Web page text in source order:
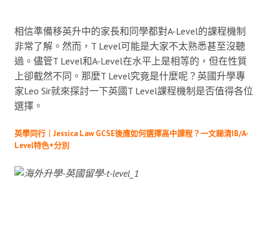
相信準備移英升中的家長和同學都對A-Level的課程機制
非常了解。然而，T Level可能是大家不太熟悉甚至沒聽
過。儘管T Level和A-Level在水平上是相等的，但在性質
上卻截然不同。那麼T Level究竟是什麼呢？英國升學專
家Leo Sir就來探討一下英國T Level課程機制是否值得各位
選擇。
英學同行｜Jessica Law GCSE後應如何選擇高中課程？一文睇清IB/A-
Level特色+分別